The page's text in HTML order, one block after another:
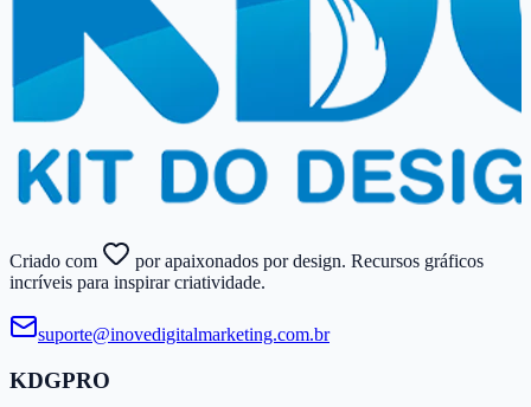
Criado com
por apaixonados por design. Recursos gráficos
incríveis para inspirar criatividade.
suporte@​inovedigitalmarketing.​com.​br
KDGPRO